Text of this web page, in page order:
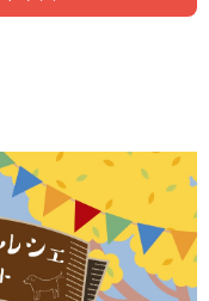
うぶつ王国
全体マップ